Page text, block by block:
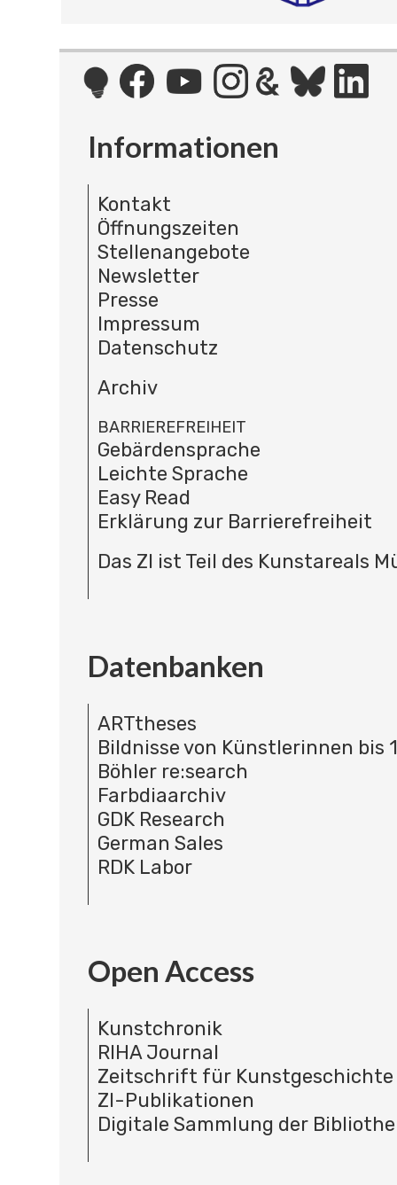
Informationen
Kontakt
Öffnungszeiten
Stellenangebote
Newsletter
Presse
Impressum
Datenschutz
Archiv
BARRIEREFREIHEIT
Gebärdensprache
Leichte Sprache
Easy Read
Erklärung zur Barrierefreiheit
Das ZI ist Teil des Kunstareals
Datenbanken
ARTtheses
Bildnisse von Künstlerinnen bis
Böhler re:search
Farbdiaarchiv
GDK Research
German Sales
RDK Labor
Open Access
Kunstchronik
RIHA Journal
Zeitschrift für Kunstgeschichte
ZI-Publikationen
Digitale Sammlung der